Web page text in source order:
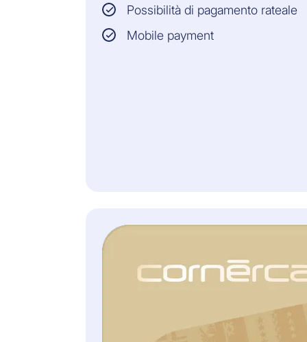
Possibilità di pagamento rateale
Mobile payment